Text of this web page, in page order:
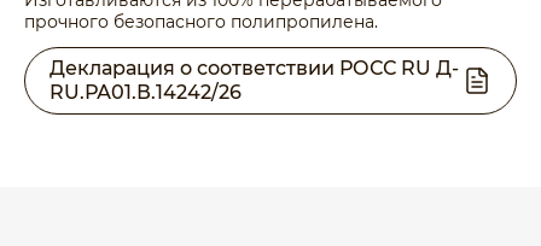
прочного безопасного полипропилена.
Декларация о соответствии РОСС RU Д-
RU.РА01.В.14242/26